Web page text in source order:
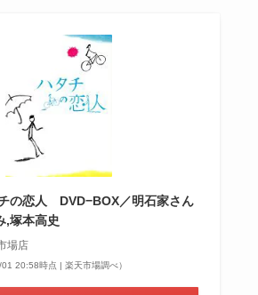
チの恋人 DVD−BOX／明石家さん
,塚本高史
場店
01 20:58時点 | 楽天市場調べ）